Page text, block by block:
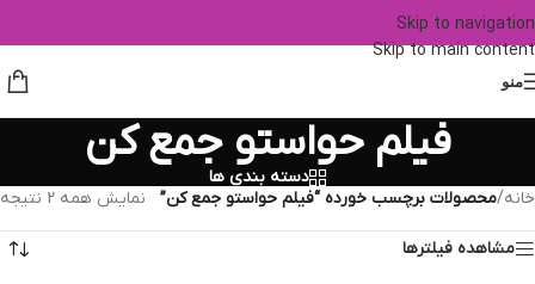
Skip to navigation
Skip to main content
منو
فیلم حواستو جمع کن
دسته بندی ها
خانه/محصولات برچسب خورده “فیلم حواستو جمع کن” نمایش همه 2 نتیجه
مشاهده فیلترها